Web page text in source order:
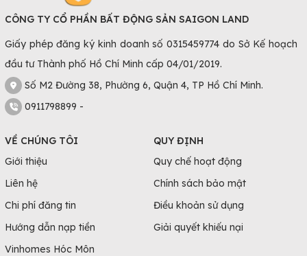
CÔNG TY CỔ PHẦN BẤT ĐỘNG SẢN SAIGON LAND
Giấy phép đăng ký kinh doanh số 0315459774 do Sở Kế hoạch
đầu tư Thành phố Hồ Chí Minh cấp 04/01/2019.
Số M2 Đường 38, Phường 6, Quận 4, TP Hồ Chí Minh.
0911798899 -
VỀ CHÚNG TÔI
Giới thiệu
Liên hệ
Chi phí đăng tin
Hướng dẫn nạp tiền
Vinhomes Hóc Môn
QUY ĐỊNH
Quy chế hoạt động
Chính sách bảo mật
Điều khoản sử dụng
Giải quyết khiếu nại